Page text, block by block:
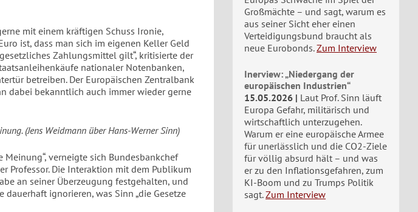
mit einem kräftigen Schuss Ironie,
ist, dass man sich im eigenen Keller Geld
Zahlungsmittel gilt“, kritisierte der
nationaler Notenbanken,
betreiben. Der Europäischen Zentralbank
dabei bekanntlich auch immer wieder gerne
(Jens Weidmann über Hans-Werner Sinn)
verneigte sich Bundesbankchef
Professor. Die Interaktion mit dem Publikum
an seiner Überzeugung festgehalten, und
ignorieren, was Sinn „die Gesetze
Großmächte – und sagt, warum es
aus seiner Sicht eher einen
Verteidigungsbund braucht als
neue Eurobonds. Zum Interview
Inerview: „Niedergang der
europäischen Industrien“
15.05.2026
Laut Prof. Sinn läuft
Europa Gefahr, militärisch und
wirtschaftlich unterzugehen.
Warum er eine europäische Armee
für unerlässlich und die CO2-Ziele
für völlig absurd hält – und was
er zu den Inflationsgefahren, zum
KI-Boom und zu Trumps Politik
sagt. Zum Interview